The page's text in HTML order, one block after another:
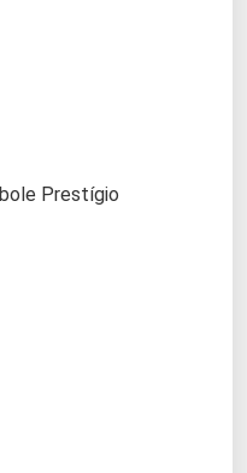
Prestígio